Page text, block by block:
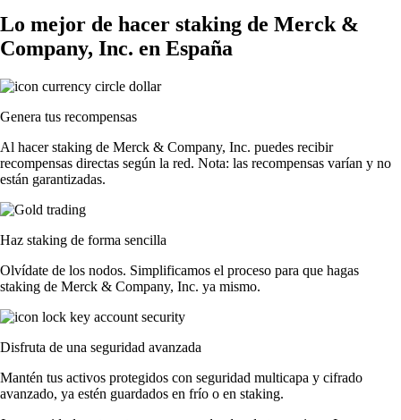
Lo mejor de hacer staking de Merck &
Company, Inc. en España
Genera tus recompensas
Al hacer staking de Merck & Company, Inc. puedes recibir
recompensas directas según la red. Nota: las recompensas varían y no
están garantizadas.
Haz staking de forma sencilla
Olvídate de los nodos. Simplificamos el proceso para que hagas
staking de Merck & Company, Inc. ya mismo.
Disfruta de una seguridad avanzada
Mantén tus activos protegidos con seguridad multicapa y cifrado
avanzado, ya estén guardados en frío o en staking.